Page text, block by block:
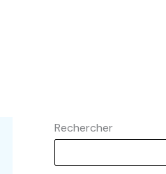
Rechercher